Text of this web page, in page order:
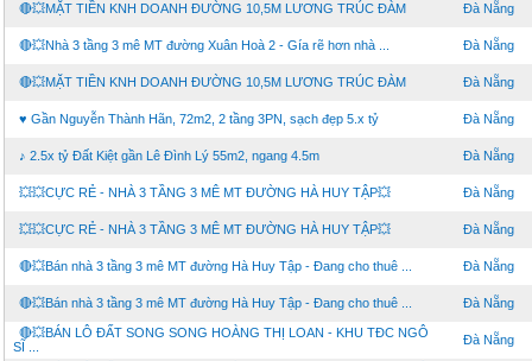
🔴💥MẶT TIỀN KNH DOANH ĐƯỜNG 10,5M LƯƠNG TRÚC ĐÀM Đà Nẵng
🔴💥Nhà 3 tầng 3 mê MT đường Xuân Hoà 2 - Gía rẽ hơn nhà ... Đà Nẵng
🔴💥MẶT TIỀN KNH DOANH ĐƯỜNG 10,5M LƯƠNG TRÚC ĐÀM Đà Nẵng
♥ Gần Nguyễn Thành Hãn, 72m2, 2 tầng 3PN, sạch đẹp 5.x tỷ Đà Nẵng
♪ 2.5x tỷ Đất Kiệt gần Lê Đình Lý 55m2, ngang 4.5m Đà Nẵng
💥💥CỰC RẺ - NHÀ 3 TẦNG 3 MÊ MT ĐƯỜNG HÀ HUY TẬP💥 Đà Nẵng
💥💥CỰC RẺ - NHÀ 3 TẦNG 3 MÊ MT ĐƯỜNG HÀ HUY TẬP💥 Đà Nẵng
🔴💥Bán nhà 3 tầng 3 mê MT đường Hà Huy Tập - Đang cho thuê ... Đà Nẵng
🔴💥Bán nhà 3 tầng 3 mê MT đường Hà Huy Tập - Đang cho thuê ... Đà Nẵng
🔴💥BÁN LÔ ĐẤT SONG SONG HOÀNG THỊ LOAN - KHU TĐC NGÔ
SĨ ...
Đà Nẵng